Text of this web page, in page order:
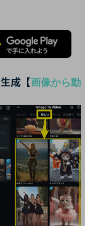
成【画像から動